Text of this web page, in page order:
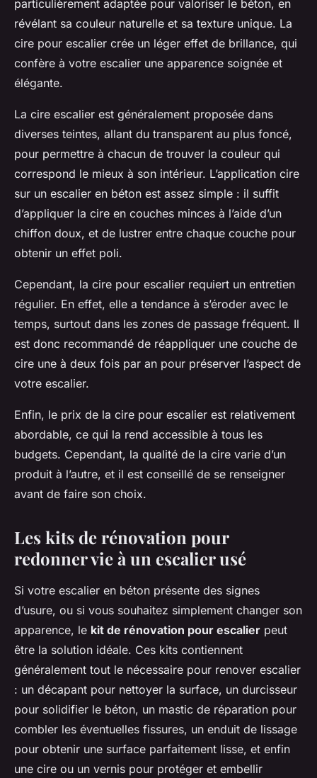
particulièrement adaptée pour valoriser le béton, en
révélant sa couleur naturelle et sa texture unique. La
cire pour escalier crée un léger effet de brillance, qui
confère à votre escalier une apparence soignée et
élégante.
La cire escalier est généralement proposée dans
diverses teintes, allant du transparent au plus foncé,
pour permettre à chacun de trouver la couleur qui
correspond le mieux à son intérieur. L’application cire
sur un escalier en béton est assez simple : il suffit
d’appliquer la cire en couches minces à l’aide d’un
chiffon doux, et de lustrer entre chaque couche pour
obtenir un effet poli.
Cependant, la cire pour escalier requiert un entretien
régulier. En effet, elle a tendance à s’éroder avec le
temps, surtout dans les zones de passage fréquent. Il
est donc recommandé de réappliquer une couche de
cire une à deux fois par an pour préserver l’aspect de
votre escalier.
Enfin, le prix de la cire pour escalier est relativement
abordable, ce qui la rend accessible à tous les
budgets. Cependant, la qualité de la cire varie d’un
produit à l’autre, et il est conseillé de se renseigner
avant de faire son choix.
Les kits de rénovation pour
redonner vie à un escalier usé
Si votre escalier en béton présente des signes
d’usure, ou si vous souhaitez simplement changer son
apparence, le kit de rénovation pour escalier peut
être la solution idéale. Ces kits contiennent
généralement tout le nécessaire pour renover escalier
: un décapant pour nettoyer la surface, un durcisseur
pour solidifier le béton, un mastic de réparation pour
combler les éventuelles fissures, un enduit de lissage
pour obtenir une surface parfaitement lisse, et enfin
une cire ou un vernis pour protéger et embellir